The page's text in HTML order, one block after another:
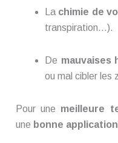
La chimie de
transpiration…).
De mauvaises
ou mal cibler les
Pour une meilleure
une bonne application